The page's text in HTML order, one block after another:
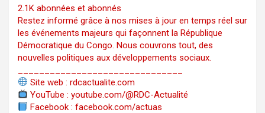
2.1K abonnées et abonnés
Restez informé grâce à nos mises à jour en temps réel sur
les événements majeurs qui façonnent la République
Démocratique du Congo. Nous couvrons tout, des
nouvelles politiques aux développements sociaux.
Site web : rdcactualite.com
YouTube : youtube.com/@RDC-Actualité
Facebook : facebook.com/actuas